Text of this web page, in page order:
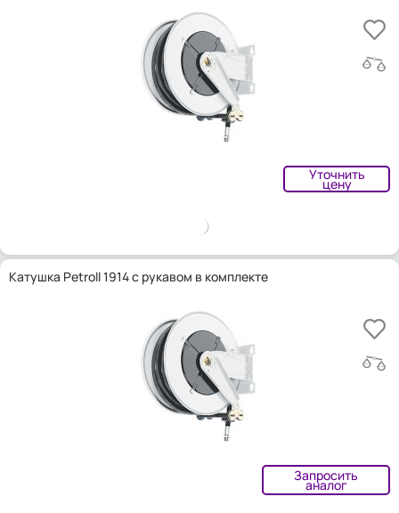
Уточнить
цену
Катушка Petroll 1914 с рукавом в комплекте
Запросить
аналог